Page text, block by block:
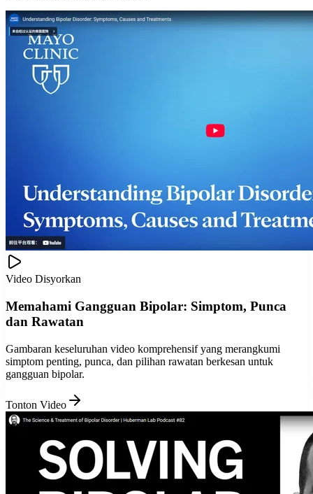
Video Disyorkan
Memahami Gangguan Bipolar: Simptom, Punca
dan Rawatan
Gambaran keseluruhan video komprehensif yang merangkumi
simptom penting, punca, dan pilihan rawatan berkesan untuk
gangguan bipolar.
Tonton Video